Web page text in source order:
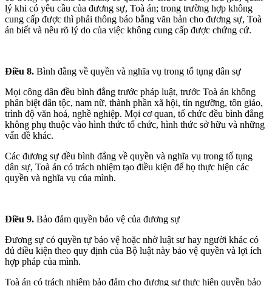
lý khi có yêu cầu của đương sự, Toà án; trong trường hợp không
cung cấp được thì phải thông báo bằng văn bản cho đương sự, Toà
án biết và nêu rõ lý do của việc không cung cấp được chứng cứ.
Điều 8. Bình đẳng về quyền và nghĩa vụ trong tố tụng dân sự
Mọi công dân đều bình đẳng trước pháp luật, trước Toà án không
phân biệt dân tộc, nam nữ, thành phần xã hội, tín ngưỡng, tôn giáo,
trình độ văn hoá, nghề nghiệp. Mọi cơ quan, tổ chức đều bình đẳng
không phụ thuộc vào hình thức tổ chức, hình thức sở hữu và những
vấn đề khác.
Các đương sự đều bình đẳng về quyền và nghĩa vụ trong tố tụng
dân sự, Toà án có trách nhiệm tạo điều kiện để họ thực hiện các
quyền và nghĩa vụ của mình.
Điều 9. Bảo đảm quyền bảo vệ của đương sự
Đương sự có quyền tự bảo vệ hoặc nhờ luật sư hay người khác có
đủ điều kiện theo quy định của Bộ luật này bảo vệ quyền và lợi ích
hợp pháp của mình.
Toà án có trách nhiệm bảo đảm cho đương sự thực hiện quyền bảo